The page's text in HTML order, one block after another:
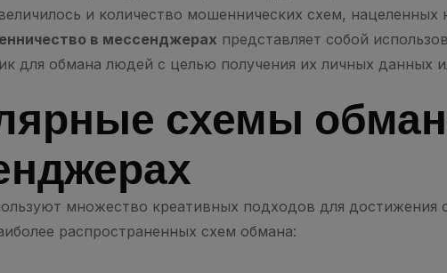
и количество мошеннических схем, нацеленных
в мессенджерах представляет собой
для обмана людей с целью получения их личных данных
схемы
множество креативных подходов для достижения
распространенных схем обмана: